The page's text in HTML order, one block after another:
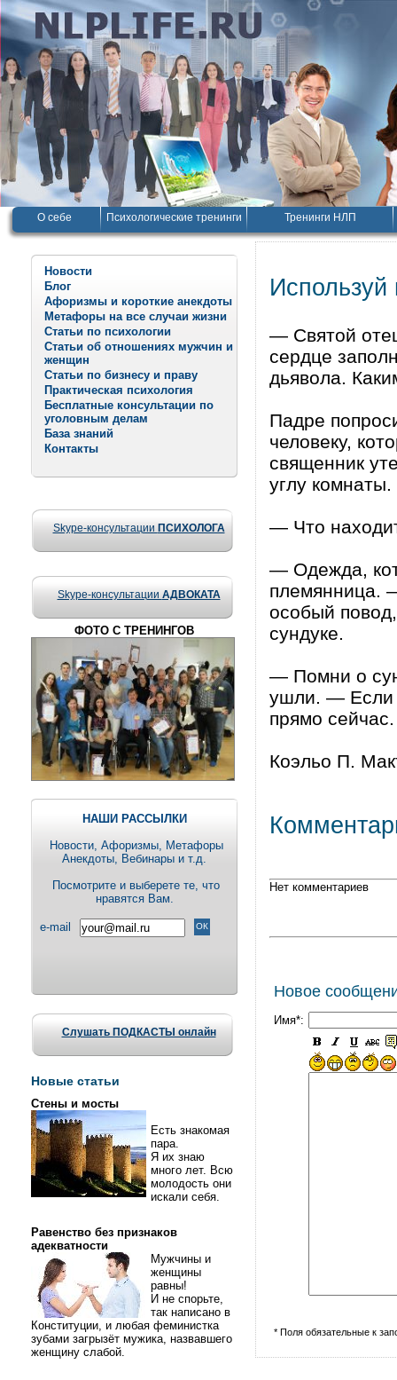
О себе Психологические тренинги Тренинги НЛП
Новости
Блог
Афоризмы и короткие анекдоты
Метафоры на все случаи жизни
Статьи по психологии
Статьи об отношениях мужчин и
женщин
Статьи по бизнесу и праву
Практическая психология
Бесплатные консультации по
уголовным делам
База знаний
Контакты
Skype-консультации ПСИХОЛОГА
Skype-консультации АДВОКАТА
ФОТО С ТРЕНИНГОВ
НАШИ РАССЫЛКИ
Новости, Aфоризмы, Метафоры
Анекдоты, Вебинары и т.д.
Посмотрите и выберете те, что
нравятся Вам.
e-mail
Слушать ПОДКАСТЫ онлайн
Новые статьи
Стены и мосты
Есть знакомая
пара.
Я их знаю
много лет. Всю
молодость они
искали себя.
Равенство без признаков
адекватности
Мужчины и
женщины
равны!
И не спорьте,
так написано в
Конституции, и любая феминистка
зубами загрызёт мужика, назвавшего
женщину слабой.
— Святой
сердце
дьявола.
Падре
человеку,
священник
углу комнаты.
— Что
— Одежда,
племянница.
особый
сундуке.
— Помни о
ушли. — Если
прямо
Коэльо П.
Нет комментариев
Новое
Имя*:
* Поля обязательные к